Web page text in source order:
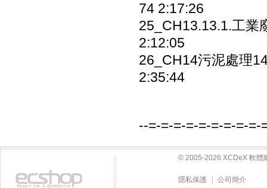
74 2:17:26
25_CH13.13.1.工業
2:12:05
26_CH14污泥處理
2:35:44
--=-=-=-=-=-=-=-=-=-
© 2005-2026 XCDeX 軟體
隱私保護
公司簡介